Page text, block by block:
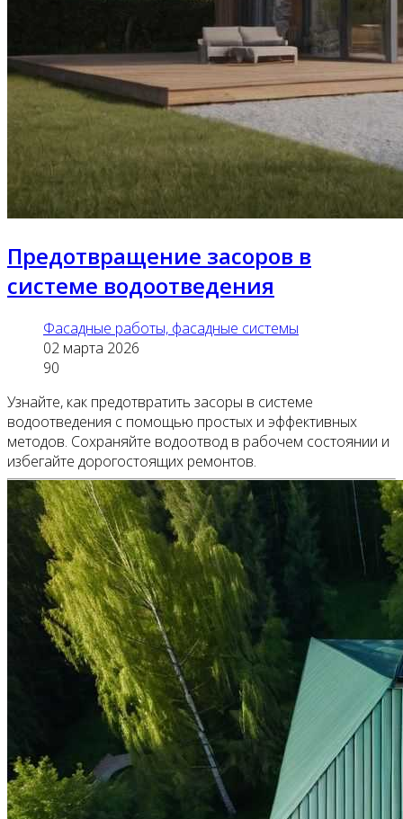
Предотвращение засоров в
системе водоотведения
Фасадные работы, фасадные системы
02 марта 2026
90
Узнайте, как предотвратить засоры в системе
водоотведения с помощью простых и эффективных
методов. Сохраняйте водоотвод в рабочем состоянии и
избегайте дорогостоящих ремонтов.